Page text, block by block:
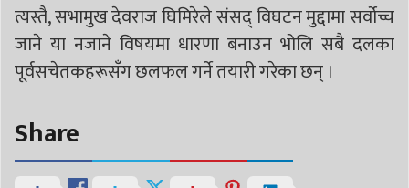
त्यस्तै, सभामुख देवराज घिमिरेले संसद् विघटन मुद्दामा सर्वोच्च
जाने या नजाने विषयमा धारणा बनाउन भोलि सबै दलका
पूर्वसचेतकहरूसँग छलफल गर्ने तयारी गरेका छन् ।
Share